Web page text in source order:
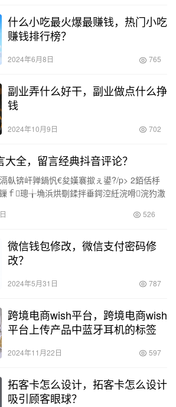
什么小吃最火爆最赚钱，热门小吃
赚钱排行榜？
2024年6月8日 765
副业弄什么好干，副业做点什么挣
钱
2024年10月9日 702
全，留言经典抖音评论？
倝锛屽亸鍋忛€夋嫨褰撳ぇ鍙?/p> 2銆佸杽
ｆ璁╁埆浜烘劅鍒拌垂鍔涳紝浣嗗浣犳潵
526
微信钱包修改，微信支付密码修
改？
2024年5月31日 787
跨境电商wish平台，跨境电商wish
平台上传产品中蓝牙耳机的标签
2024年11月22日 597
拓客卡怎么设计，拓客卡怎么设计
吸引顾客眼球？